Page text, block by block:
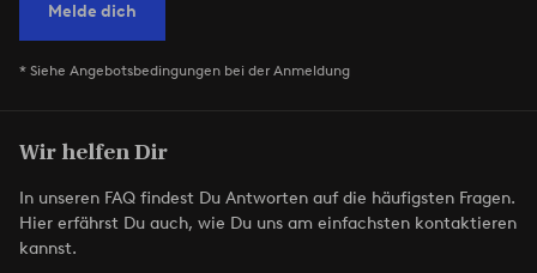
Melde dich
* Siehe Angebotsbedingungen bei der Anmeldung
Wir helfen Dir
In unseren FAQ findest Du Antworten auf die häufigsten Fragen.
Hier erfährst Du auch, wie Du uns am einfachsten kontaktieren
kannst.